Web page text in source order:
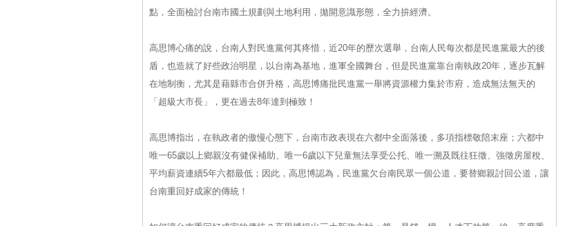
點，全面檢討台南市國土規劃與土地利用，拋開意識形態，全力拚經濟。
高思博心痛的說，台南人對民進黨何其疼惜，近20年的歷次選舉，台南人民每次都是民進黨最大的後
盾，也造就了好些政治明星，以台南為基地，進軍全國舞台，但是民進黨靠台南執政20年，逐步瓦解
在地制衡，尤其是藉縣市合併升格，高思博痛批民進黨一舉將資源權力集於市府，造成無法無天的
「超級大市長」，更在過去8年達到極致！
高思博指出，在執政者的傲慢心態下，台南市政表現在六都中全面落後，多項指標敬陪末座；六都中
唯一65歲以上鄉親沒有健保補助、唯一6歲以下兒童無法享受公托、唯一溯及既往狂徵、強徵房屋稅、
平均薪資連續5年六都最低；因此，高思博認為，民進黨欠台南民眾一個公道，要替鄉親討回公道，讓
台南重回好成家的傳統！